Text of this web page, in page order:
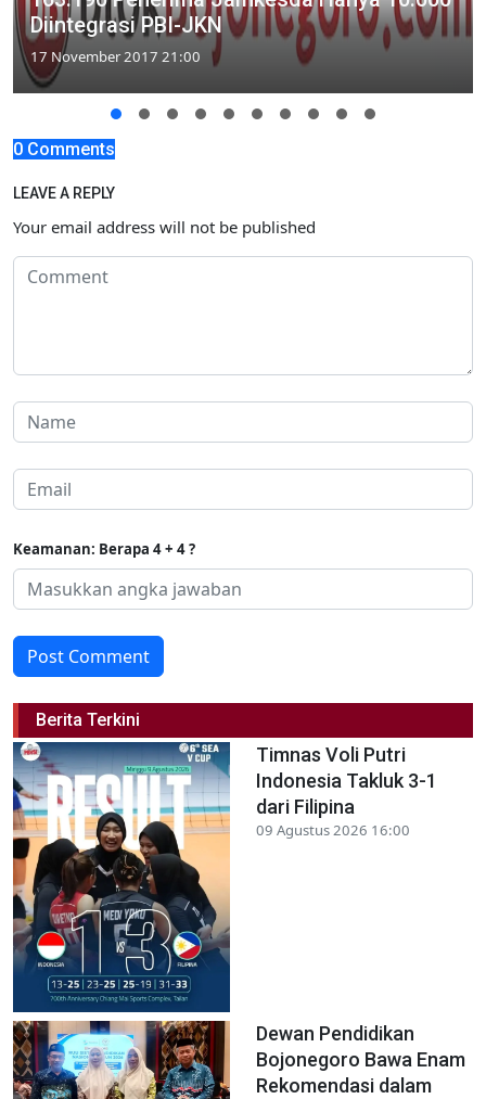
Diintegrasi PBI-JKN
17 November 2017 21:00
0 Comments
LEAVE A REPLY
Your email address will not be published
Keamanan: Berapa 4 + 4 ?
Post Comment
Berita Terkini
Timnas Voli Putri
Indonesia Takluk 3-1
dari Filipina
09 Agustus 2026 16:00
Dewan Pendidikan
Bojonegoro Bawa Enam
Rekomendasi dalam